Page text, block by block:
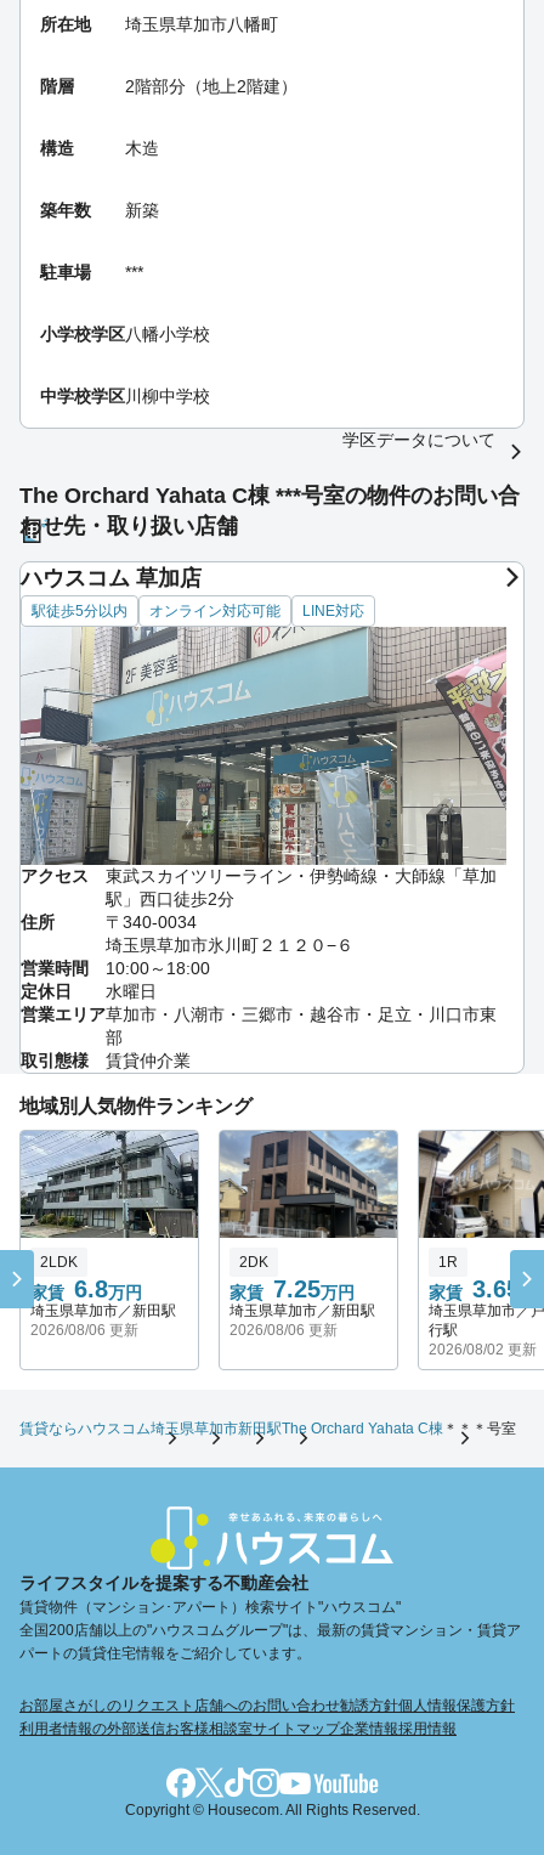
所在地 埼玉県草加市八幡町
階層 2階部分（地上2階建）
構造 木造
築年数 新築
駐車場 ***
小学校学区八幡小学校
中学校学区川柳中学校
学区データについて
The Orchard Yahata C棟 ***号室の物件のお問い合
わせ先・取り扱い店舗
ハウスコム 草加店
駅徒歩5分以内 オンライン対応可能 LINE対応
アクセス
東武スカイツリーライン・伊勢崎線・大師線「草加
駅」西口徒歩2分
住所
〒340-0034
埼玉県草加市氷川町２１２０−６
営業時間
10:00～18:00
定休日
水曜日
営業エリア草加市・八潮市・三郷市・越谷市・足立・川口市東
部
取引態様
賃貸仲介業
地域別人気物件ランキング
家賃 6.8万円
2LDK
埼玉県草加市／新田駅
2026/08/06 更新
家賃 7.25万円
2DK
埼玉県草加市／新田駅
2026/08/06 更新
家賃 3.65 万
1R
埼玉県草加市／
行駅
2026/08/02 更新
賃貸ならハウスコム埼玉県草加市新田駅The Orchard Yahata C棟 ＊＊＊号室
ライフスタイルを提案する不動産会社
賃貸物件（マンション･アパート）検索サイト"ハウスコム"
全国200店舗以上の"ハウスコムグループ"は、最新の賃貸マンション・賃貸ア
パートの賃貸住宅情報をご紹介しています。
お部屋さがしのリクエスト 店舗へのお問い合わせ勧誘方針個人情報保護方針
利用者情報の外部送信お客様相談室サイトマップ企業情報採用情報
Copyright © Housecom. All Rights Reserved.